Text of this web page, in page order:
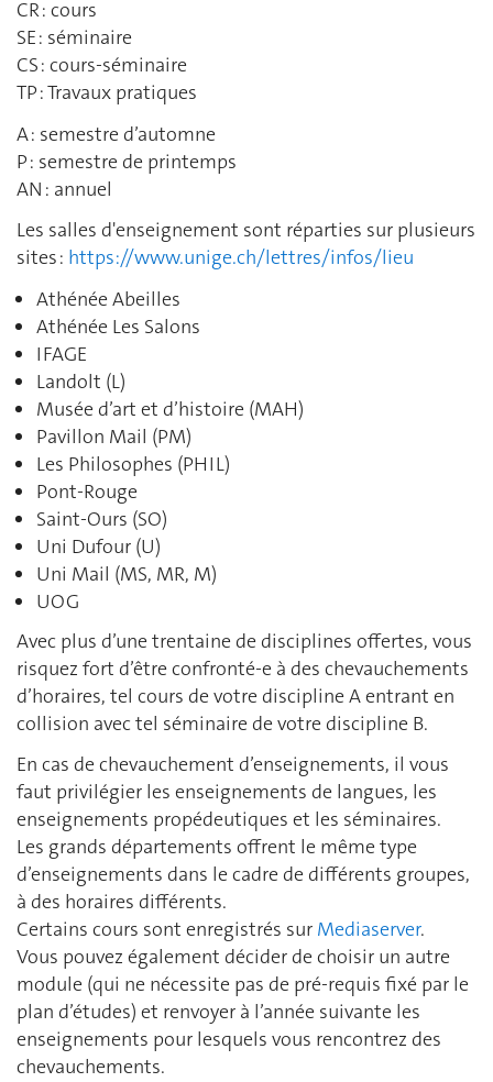
CR : cours
SE : séminaire
CS : cours-séminaire
TP : Travaux pratiques
A : semestre d’automne
P : semestre de printemps
AN : annuel
Les salles d'enseignement sont réparties sur plusieurs
sites : https://www.unige.ch/lettres/infos/lieu
Athénée Abeilles
Athénée Les Salons
IFAGE
Landolt (L)
Musée d’art et d’histoire (MAH)
Pavillon Mail (PM)
Les Philosophes (PHIL)
Pont-Rouge
Saint-Ours (SO)
Uni Dufour (U)
Uni Mail (MS, MR, M)
UOG
Avec plus d’une trentaine de disciplines offertes, vous
risquez fort d’être confronté-e à des chevauchements
d’horaires, tel cours de votre discipline A entrant en
collision avec tel séminaire de votre discipline B.
En cas de chevauchement d’enseignements, il vous
faut privilégier les enseignements de langues, les
enseignements propédeutiques et les séminaires.
Les grands départements offrent le même type
d’enseignements dans le cadre de différents groupes,
à des horaires différents.
Certains cours sont enregistrés sur Mediaserver.
Vous pouvez également décider de choisir un autre
module (qui ne nécessite pas de pré-requis fixé par le
plan d’études) et renvoyer à l’année suivante les
enseignements pour lesquels vous rencontrez des
chevauchements.